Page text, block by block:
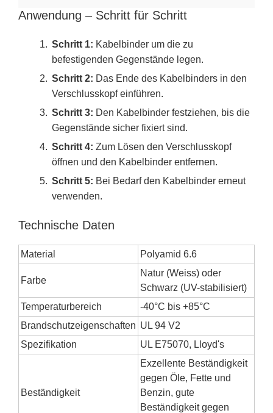
Anwendung – Schritt für Schritt
Schritt 1: Kabelbinder um die zu
befestigenden Gegenstände legen.
Schritt 2: Das Ende des Kabelbinders in den
Verschlusskopf einführen.
Schritt 3: Den Kabelbinder festziehen, bis die
Gegenstände sicher fixiert sind.
Schritt 4: Zum Lösen den Verschlusskopf
öffnen und den Kabelbinder entfernen.
Schritt 5: Bei Bedarf den Kabelbinder erneut
verwenden.
Technische Daten
Material Polyamid 6.6
Farbe
Natur (Weiss) oder
Schwarz (UV-stabilisiert)
Temperaturbereich
-40°C bis +85°C
Brandschutzeigenschaften UL 94 V2
Spezifikation
UL E75070, Lloyd's
Beständigkeit
Exzellente Beständigkeit
gegen Öle, Fette und
Benzin, gute
Beständigkeit gegen